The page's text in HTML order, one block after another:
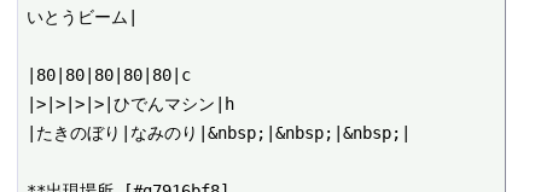
いとうビーム|
|80|80|80|80|80|c
|>|>|>|>|ひでんマシン|h
|たきのぼり|なみのり|&nbsp;|&nbsp;|&nbsp;|